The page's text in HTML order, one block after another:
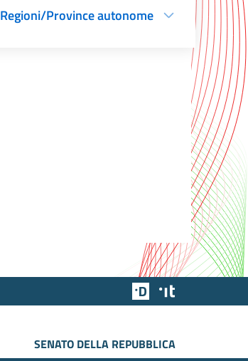
Regioni/Province autonome
Team Digitale
SENATO DELLA REPUBBLICA